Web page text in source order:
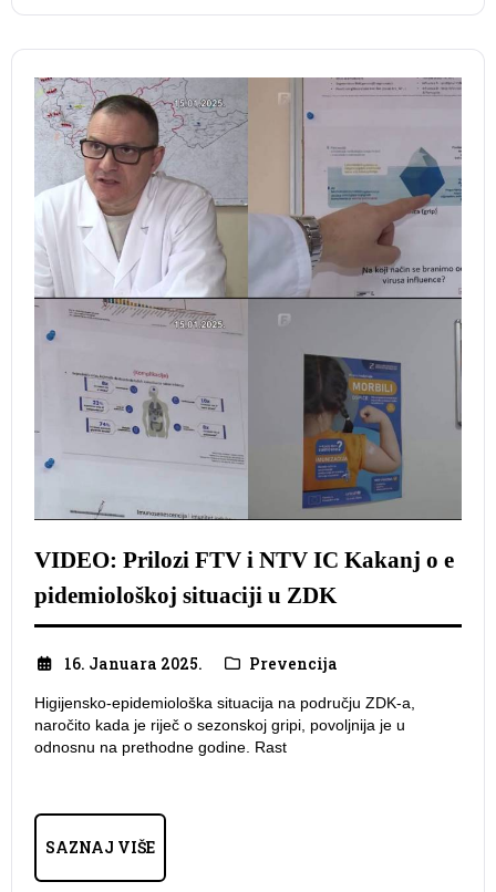
VIDEO: Prilozi FTV i NTV IC Kakanj o e
pidemiološkoj situaciji u ZDK
16. Januara 2025. Prevencija
Higijensko-epidemiološka situacija na području ZDK-a,
naročito kada je riječ o sezonskoj gripi, povoljnija je u
odnosnu na prethodne godine. Rast
SAZNAJ VIŠE